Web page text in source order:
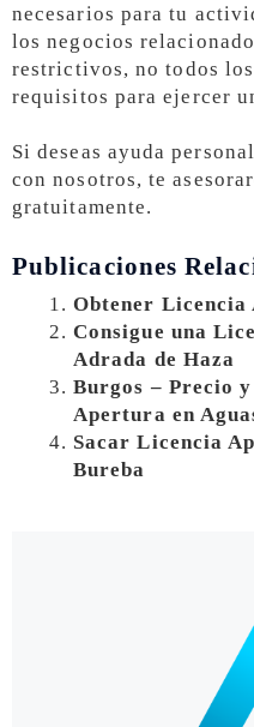
necesarios para tu
los negocios
restrictivos, no todos
requisitos para ejercer
Si deseas ayuda
con nosotros, te
gratuitamente.
Publicaciones
Obtener Licencia
Consigue una
Adrada de Haza
Burgos – Precio
Apertura en
Sacar Licencia
Bureba